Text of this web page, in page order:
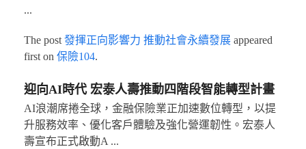
...
The post 發揮正向影響力 推動社會永續發展appeared
first on 保險104.
迎向AI時代 宏泰人壽推動四階段智能轉型計畫
AI浪潮席捲全球，金融保險業正加速數位轉型，以提
升服務效率、優化客戶體驗及強化營運韌性。宏泰人
壽宣布正式啟動A ...